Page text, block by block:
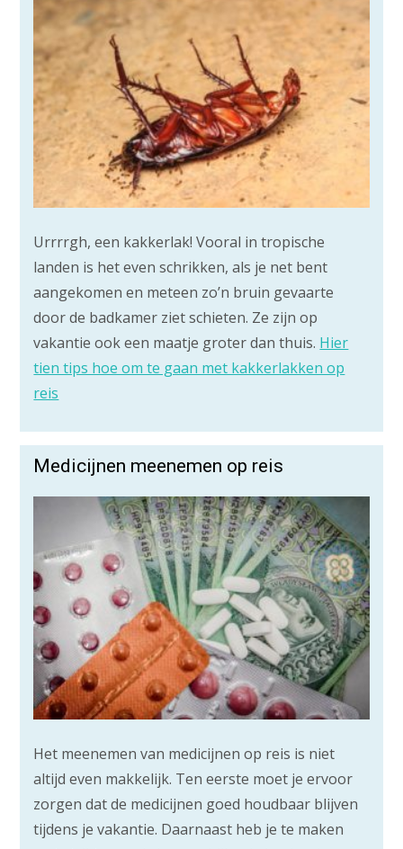
Urrrrgh, een kakkerlak! Vooral in tropische
landen is het even schrikken, als je net bent
aangekomen en meteen zo’n bruin gevaarte
door de badkamer ziet schieten. Ze zijn op
vakantie ook een maatje groter dan thuis. Hier
tien tips hoe om te gaan met kakkerlakken op
reis
Medicijnen meenemen op reis
Het meenemen van medicijnen op reis is niet
altijd even makkelijk. Ten eerste moet je ervoor
zorgen dat de medicijnen goed houdbaar blijven
tijdens je vakantie. Daarnaast heb je te maken